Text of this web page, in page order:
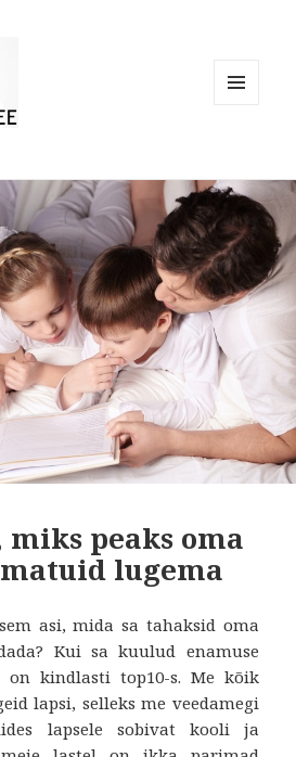
miks peaks oma
lugema
asi, mida sa tahaksid oma
Kui sa kuulud enamuse
kindlasti top10-s. Me kõik
lapsi, selleks me veedamegi
lapsele sobivat kooli ja